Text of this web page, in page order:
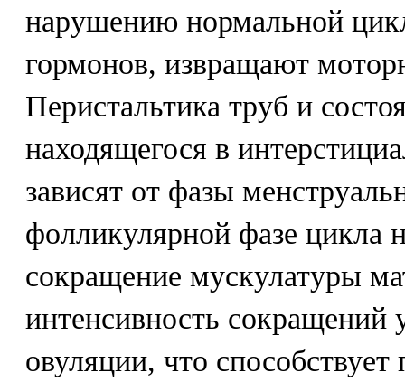
нарушению нормальной
гормонов, извращают
Перистальтика труб и
находящегося в
зависят от фазы
фолликулярной фазе цикла
сокращение мускулатуры
интенсивность сокращений
овуляции, что